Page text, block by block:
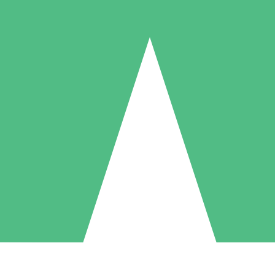
Packs de Crédits Individuels
à l'utilisation avec des crédits de téléchargement. Sans engagement
5 Téléchargements
US$